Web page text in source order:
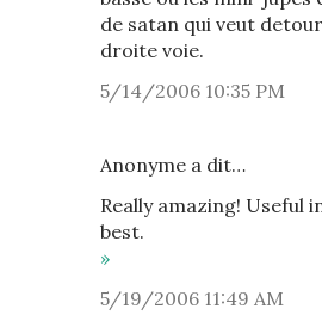
de satan qui veut
droite voie.
5/14/2006 10:35 PM
Anonyme a dit…
Really amazing! Useful
best.
»
5/19/2006 11:49 AM